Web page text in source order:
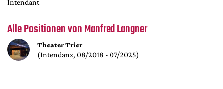
Medientipps
DdB-map
Kalender
Premierensuche
Intendant
Alle Positionen von Manfred Langner
Theater Trier
(Intendanz, 08/2018 - 07/2025)